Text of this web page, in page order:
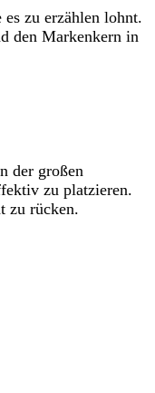
zu erzählen lohnt.
den Markenkern in
der großen
zu platzieren.
zu rücken.